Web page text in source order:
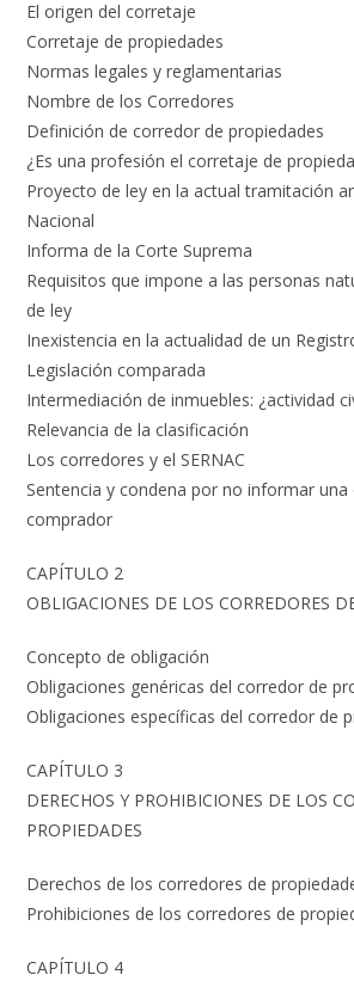
El origen del corretaje
Corretaje de propiedades
Normas legales y reglamentarias
Nombre de los Corredores
Definición de corredor de propiedades
¿Es una profesión el corretaje de
Proyecto de ley en la actual tramitación
Nacional
Informa de la Corte Suprema
Requisitos que impone a las personas
de ley
Inexistencia en la actualidad de un
Legislación comparada
Intermediación de inmuebles: ¿actividad
Relevancia de la clasificación
Los corredores y el SERNAC
Sentencia y condena por no informar una
comprador
CAPÍTULO 2
OBLIGACIONES DE LOS CORREDORES
Concepto de obligación
Obligaciones genéricas del corredor de
Obligaciones específicas del corredor de
CAPÍTULO 3
DERECHOS Y PROHIBICIONES DE LOS
PROPIEDADES
Derechos de los corredores de
Prohibiciones de los corredores de
CAPÍTULO 4